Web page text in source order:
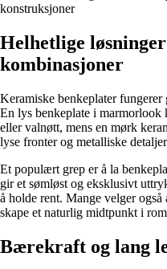
konstruksjoner
Helhetlige
kombinasjoner
Keramiske benkeplater fungerer
En lys benkeplate i marmorlook
eller valnøtt, mens en mørk
lyse fronter og metalliske
Et populært grep er å la
gir et sømløst og eksklusivt
å holde rent. Mange velger
skape et naturlig midtpunkt i
Bærekraft og lang